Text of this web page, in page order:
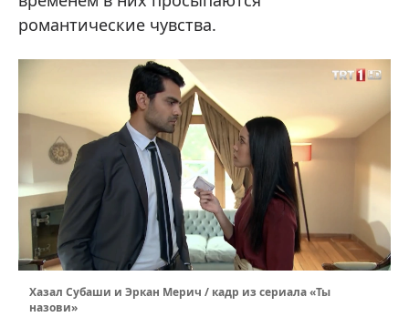
романтические чувства.
Хазал Субаши и Эркан Мерич / кадр из сериала «Ты
назови»